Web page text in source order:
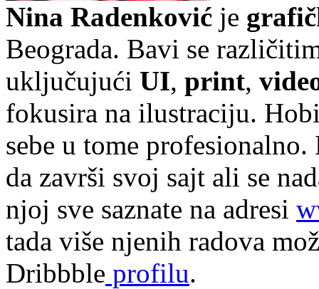
Nina Radenković je
Beograda. Bavi se
uključujući UI, print,
fokusira na ilustraciju.
sebe u tome
da završi svoj sajt ali se
njoj sve saznate na adresi
tada više njenih radova
Dribbble profilu.